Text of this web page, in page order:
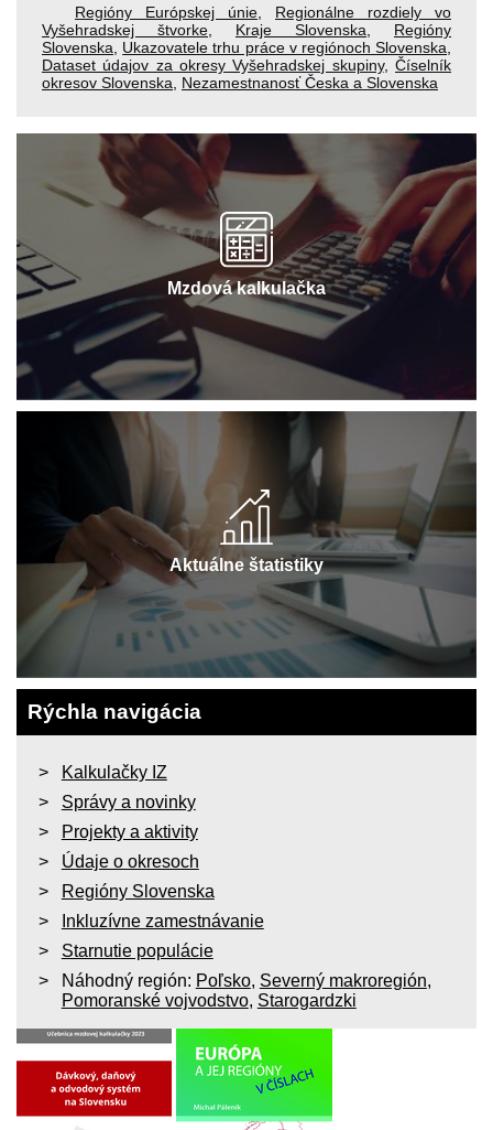
Regióny Európskej únie, Regionálne rozdiely vo
Vyšehradskej štvorke, Kraje Slovenska, Regióny
Slovenska, Ukazovatele trhu práce v regiónoch Slovenska,
Dataset údajov za okresy Vyšehradskej skupiny,Číselník
okresov Slovenska, Nezamestnanosť Česka a Slovenska
Mzdová kalkulačka
Aktuálne štatistiky
Rýchla navigácia
Kalkulačky IZ
Správy a novinky
Projekty a aktivity
Údaje o okresoch
Regióny Slovenska
Inkluzívne zamestnávanie
Starnutie populácie
Náhodný región: Poľsko, Severný makroregión,
Pomoranské vojvodstvo, Starogardzki